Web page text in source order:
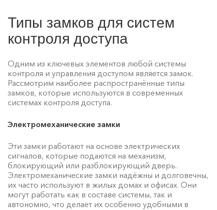
Типы замков для систем
контроля доступа
Одним из ключевых элементов любой системы
контроля и управления доступом является замок.
Рассмотрим наиболее распространённые типы
замков, которые используются в современных
системах контроля доступа.
Электромеханические замки
Эти замки работают на основе электрических
сигналов, которые подаются на механизм,
блокирующий или разблокирующий дверь.
Электромеханические замки надёжны и долговечны,
их часто используют в жилых домах и офисах. Они
могут работать как в составе системы, так и
автономно, что делает их особенно удобными в